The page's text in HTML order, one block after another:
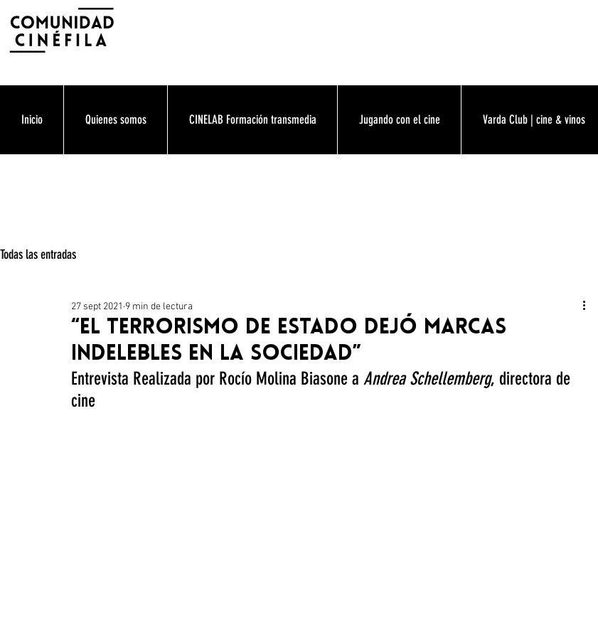
Inicio Quienes somos CINELAB Formación transmedia Jugando con el cine Varda Club | cine & vinos
Todas las entradas
“El Terrorismo de Estado dejó marcas
indelebles en la sociedad”
27 sept 2021 9 min de lectura
Entrevista Realizada por Rocío Molina Biasone a Andrea Schellemberg, directora de
cine